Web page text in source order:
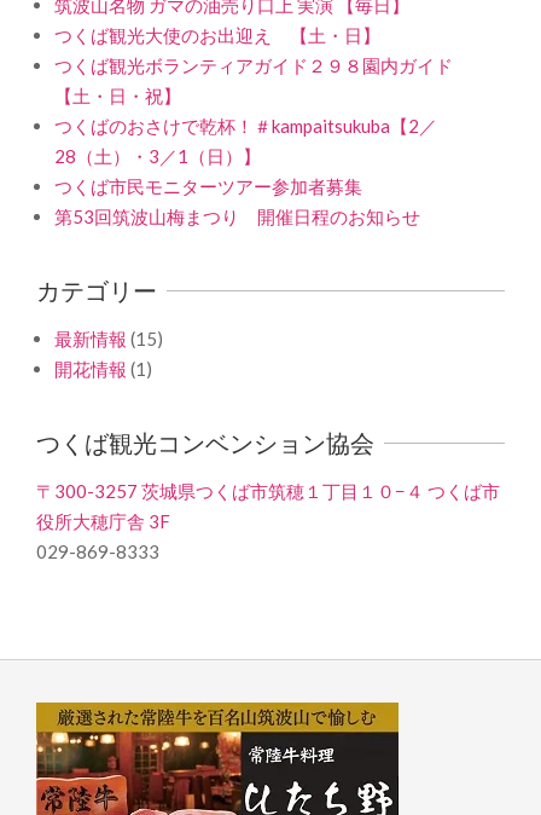
筑波山名物 ガマの油売り口上 実演 【毎日】
つくば観光大使のお出迎え 【土・日】
つくば観光ボランティアガイド２９８園内ガイド
【土・日・祝】
つくばのおさけで乾杯！＃kampaitsukuba【2／
28（土）・3／1（日）】
つくば市民モニターツアー参加者募集
第53回筑波山梅まつり 開催日程のお知らせ
カテゴリー
最新情報 (15)
開花情報 (1)
つくば観光コンベンション協会
〒300-3257 茨城県つくば市筑穂１丁目１０−４ つくば市
役所大穂庁舎 3F
029-869-8333